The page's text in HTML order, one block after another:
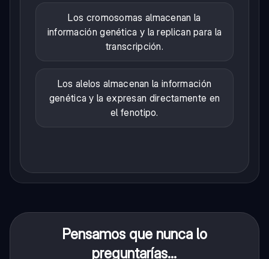
Los cromosomas almacenan la
información genética y la replican para la
transcripción.
Los alelos almacenan la información
genética y la expresan directamente en
el fenotipo.
Pensamos que nunca lo
preguntarías...